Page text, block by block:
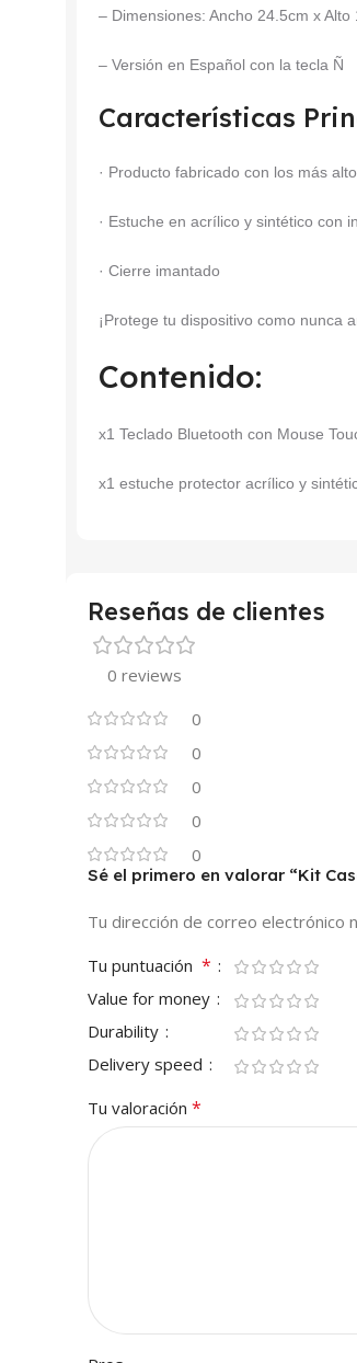
– Dimensiones: Ancho 24.5cm x
– Versión en Español con la tecla Ñ
Características
· Producto fabricado con los más
· Estuche en acrílico y sintético con
· Cierre imantado
¡Protege tu dispositivo como nunca
Contenido:
x1 Teclado Bluetooth con Mouse
x1 estuche protector acrílico y
Reseñas de clientes
0 reviews
0
0
0
0
0
Sé el primero en valorar “Kit
Tu dirección de correo electrónico
Tu puntuación *
Value for money
Durability
Delivery speed
Tu valoración *